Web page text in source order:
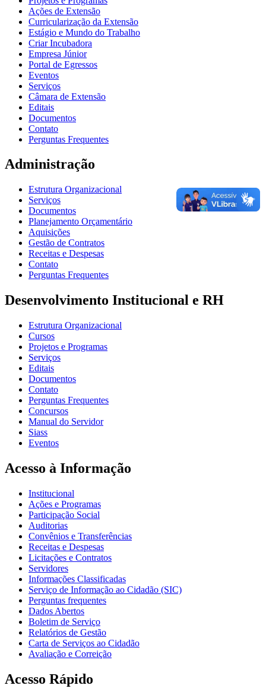
Ações de Extensão
Curricularização da Extensão
Estágio e Mundo do Trabalho
Criar Incubadora
Empresa Júnior
Portal de Egressos
Eventos
Serviços
Câmara de Extensão
Editais
Documentos
Contato
Perguntas Frequentes
Administração
Estrutura Organizacional
Serviços
Documentos
Planejamento Orçamentário
Aquisições
Gestão de Contratos
Receitas e Despesas
Contato
Perguntas Frequentes
Desenvolvimento Institucional e RH
Estrutura Organizacional
Cursos
Projetos e Programas
Serviços
Editais
Documentos
Contato
Perguntas Frequentes
Concursos
Manual do Servidor
Siass
Eventos
Acesso à Informação
Institucional
Ações e Programas
Participação Social
Auditorias
Convênios e Transferências
Receitas e Despesas
Licitações e Contratos
Servidores
Informações Classificadas
Serviço de Informação ao Cidadão (SIC)
Perguntas frequentes
Dados Abertos
Boletim de Serviço
Relatórios de Gestão
Carta de Serviços ao Cidadão
Avaliação e Correição
Acesso Rápido